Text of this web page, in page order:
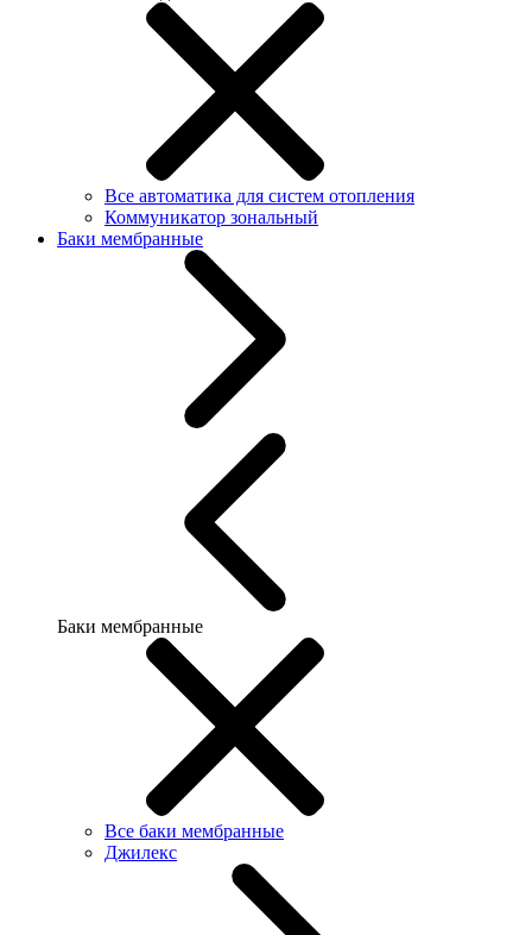
Все автоматика для систем отопления
Коммуникатор зональный
Баки мембранные
Баки мембранные
Все баки мембранные
Джилекс